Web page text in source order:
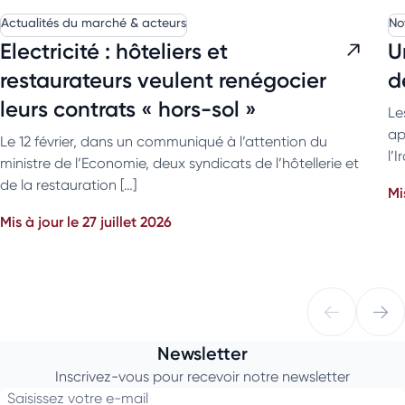
Actualités du marché & acteurs
Electricité : hôteliers et
restaurateurs veulent renégocier
leurs contrats « hors-sol »
Le 12 février, dans un communiqué à l’attention du
ministre de l’Economie, deux syndicats de l’hôtellerie et
de la restauration […]
Mis à jour le 27 juillet 2026
Newsletter
Inscrivez-vous pour recevoir notre newsletter
Saisissez votre e-mail